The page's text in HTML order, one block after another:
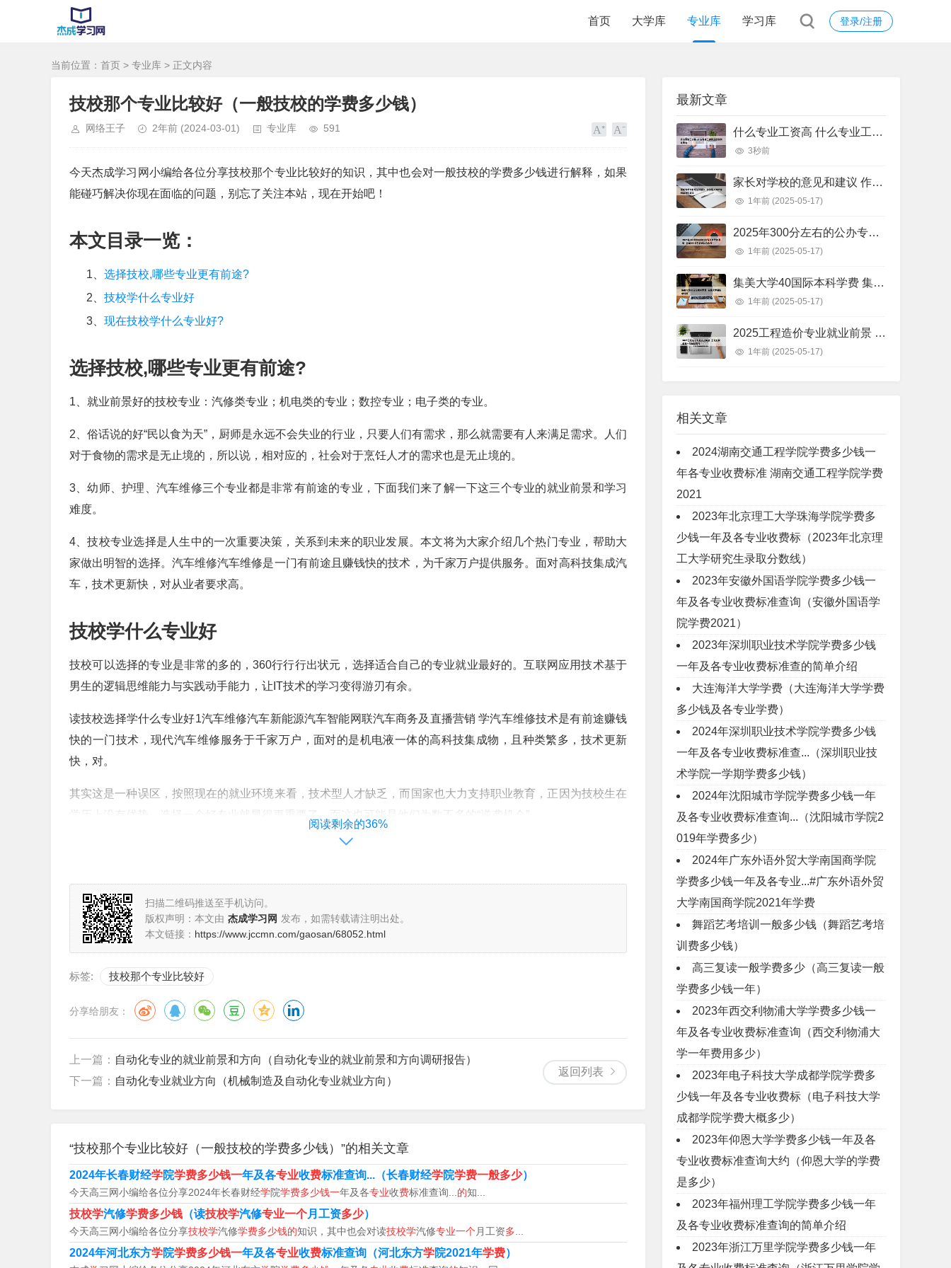
登录/注册
首页 大学库 专业库 学习库
当前位置： 首页 > 专业库 > 正文内容
技校那个专业比较好（一般技校的学费多少钱）
网络王子 2年前 (2024-03-01) 专业库 591
今天杰成学习网小编给各位分享技校那个专业比较好的知识，其中也会对一般技校的学费多少钱进行解释，如果
能碰巧解决你现在面临的问题，别忘了关注本站，现在开始吧！
本文目录一览：
1、 选择技校,哪些专业更有前途?
2、 技校学什么专业好
3、 现在技校学什么专业好?
选择技校,哪些专业更有前途?
1、就业前景好的技校专业：汽修类专业；机电类的专业；数控专业；电子类的专业。
2、俗话说的好“民以食为天”，厨师是永远不会失业的行业，只要人们有需求，那么就需要有人来满足需求。人们
对于食物的需求是无止境的，所以说，相对应的，社会对于烹饪人才的需求也是无止境的。
3、幼师、护理、汽车维修三个专业都是非常有前途的专业，下面我们来了解一下这三个专业的就业前景和学习
难度。
4、技校专业选择是人生中的一次重要决策，关系到未来的职业发展。本文将为大家介绍几个热门专业，帮助大
家做出明智的选择。汽车维修汽车维修是一门有前途且赚钱快的技术，为千家万户提供服务。面对高科技集成汽
车，技术更新快，对从业者要求高。
技校学什么专业好
技校可以选择的专业是非常的多的，360行行行出状元，选择适合自己的专业就业最好的。互联网应用技术基于
男生的逻辑思维能力与实践动手能力，让IT技术的学习变得游刃有余。
读技校选择学什么专业好1汽车维修汽车新能源汽车智能网联汽车商务及直播营销 学汽车维修技术是有前途赚钱
快的一门技术，现代汽车维修服务于千家万户，面对的是机电液一体的高科技集成物，且种类繁多，技术更新
快，对。
其实这是一种误区，按照现在的就业环境来看，技术型人才缺乏，而国家也大力支持职业教育，正因为技校生在
学历上没有优势，选择一个好专业就显得更重要了。而这也可能是他们为数不多的“逆袭机会”。
技校里会计、护理、旅游、数控、厨师、计算机IT、幼师、市场营销、建筑等专业都比较好。选一门好的专业关
现在技校学什么专业好?
1、目前技校比较热门的专业有学前教育专业、护理类专业、电子商务专业、市场营销专业、机电一体化专业、
软件开发专业等等。
2、上技校可以学的有很多，主要还是根据自己的兴趣爱好去选择吧，选一个自己喜欢的专业去学。下面给你推
荐几个专业，希望对你有所帮助。
3、机械专业、模具专业、汽车维修专业、汽车专业、数控专业、电脑维修专业、农校专业、厨师专业、建筑类
专业、电脑/计算机/IT专业、电子电工专业、模具设计与制造专业、汽车美容专业、电气专业、工业制造专业、
很宽，发展较快，所以对于很多学生来说，特别是对于学历不高的学生来说，报考机电一体化专业对就业还是挺
有优势的，适应范围很广。
阅读剩余的36%
扫描二维码推送至手机访问。
版权声明：本文由 杰成学习网 发布，如需转载请注明出处。
本文链接： https://www.jccmn.com/gaosan/68052.html
标签: 技校那个专业比较好
分享给朋友：
返回列表
上一篇： 自动化专业的就业前景和方向（自动化专业的就业前景和方向调研报告）
下一篇： 自动化专业就业方向（机械制造及自动化专业就业方向）
“技校那个专业比较好（一般技校的学费多少钱）”的相关文章
2024年长春财经学院学费多少钱一年及各专业收费标准查询...（长春财经学院学费一般多少）
今天高三网小编给各位分享2024年长春财经学院学费多少钱一年及各专业收费标准查询... 的知...
技校学汽修学费多少钱 （读技校学汽修专业一个月工资多少）
今天高三网小编给各位分享技校学汽修学费多少钱的知识，其中也会对读技校学汽修专业一个 月工资多
2024年河北东方学院学费多少钱一年及各专业收费标准查询（河北东方学院2021年学费）
最新文章
什么专业工资高 什么专业工资高且适合物化生女
3秒前
家长对学校的意见和建议 作为家长对学校的意见和建议
1年前 (2025-05-17)
2025年300分左右的公办专科大学有哪些 全国300分左右的公办大专
1年前 (2025-05-17)
集美大学40国际本科学费 集美大学国际本科班
1年前 (2025-05-17)
2025工程造价专业就业前景 工程造价未来十年就业前景
1年前 (2025-05-17)
相关文章
2024湖南交通工程学院学费多少钱一
年各专业收费标准 湖南交通工程学院学费
2021
2023年北京理工大学珠海学院学费多
少钱一年及各专业收费标（2023年北京理
工大学研究生录取分数线）
2023年安徽外国语学院学费多少钱一
年及各专业收费标准查询（安徽外国语学
院学费2021）
2023年深圳职业技术学院学费多少钱
一年及各专业收费标准查的简单介绍
大连海洋大学学费（大连海洋大学学费
多少钱及各专业学费）
2024年深圳职业技术学院学费多少钱
一年及各专业收费标准查...（深圳职业技
术学院一学期学费多少钱）
2024年沈阳城市学院学费多少钱一年
及各专业收费标准查询...（沈阳城市学院2
019年学费多少）
2024年广东外语外贸大学南国商学院
学费多少钱一年及各专业...#广东外语外贸
大学南国商学院2021年学费
舞蹈艺考培训一般多少钱（舞蹈艺考培
训费多少钱）
高三复读一般学费多少（高三复读一般
学费多少钱一年）
2023年西交利物浦大学学费多少钱一
年及各专业收费标准查询（西交利物浦大
学一年费用多少）
2023年电子科技大学成都学院学费多
少钱一年及各专业收费标（电子科技大学
成都学院学费大概多少）
2023年仰恩大学学费多少钱一年及各
专业收费标准查询大约（仰恩大学的学费
是多少）
2023年福州理工学院学费多少钱一年
及各专业收费标准查询的简单介绍
2023年浙江万里学院学费多少钱一年